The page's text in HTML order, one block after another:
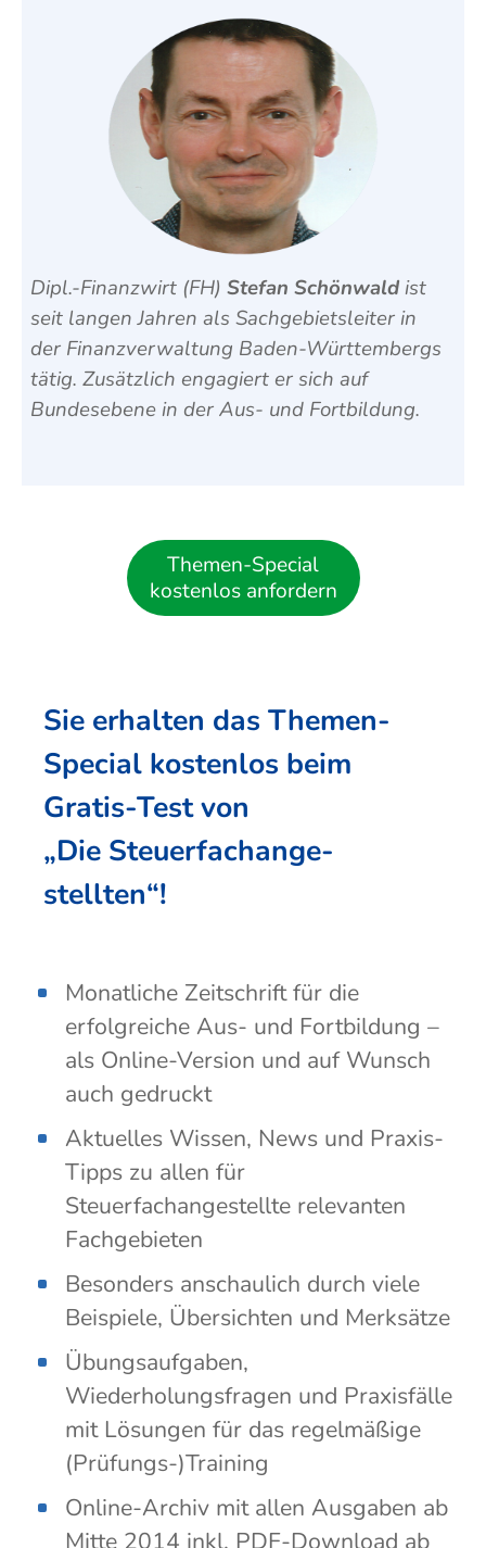
Dipl.-Finanzwirt (FH) Stefan Schönwald ist
seit langen Jahren als Sachgebietsleiter in
der Finanzverwaltung Baden-Württembergs
tätig. Zusätzlich engagiert er sich auf
Bundesebene in der Aus- und Fortbildung.
Themen-Special
kostenlos anfordern
Sie erhalten das Themen-
Special kostenlos beim
Gratis-Test von
„Die Steuer­fach­ange­
stellten“!
Monatliche Zeitschrift für die
erfolgreiche Aus- und Fortbildung –
als Online-Version und auf Wunsch
auch gedruckt
Aktuelles Wissen, News und Praxis-
Tipps zu allen für
Steuerfachangestellte relevanten
Fachgebieten
Besonders anschaulich durch viele
Beispiele, Übersichten und Merksätze
Übungsaufgaben,
Wiederholungsfragen und Praxisfälle
mit Lösungen für das regelmäßige
(Prüfungs-)Training
Online-Archiv mit allen Ausgaben ab
Mitte 2014 inkl. PDF-Download ab